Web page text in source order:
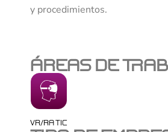
y procedimientos.
ÁREAS DE
VR/RA TIC